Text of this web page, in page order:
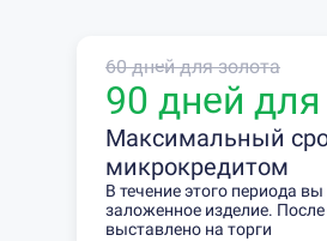
60 дней для золота
90 дней
Максимальный
микрокредитом
В течение этого периода
заложенное изделие.
выставлено на торги